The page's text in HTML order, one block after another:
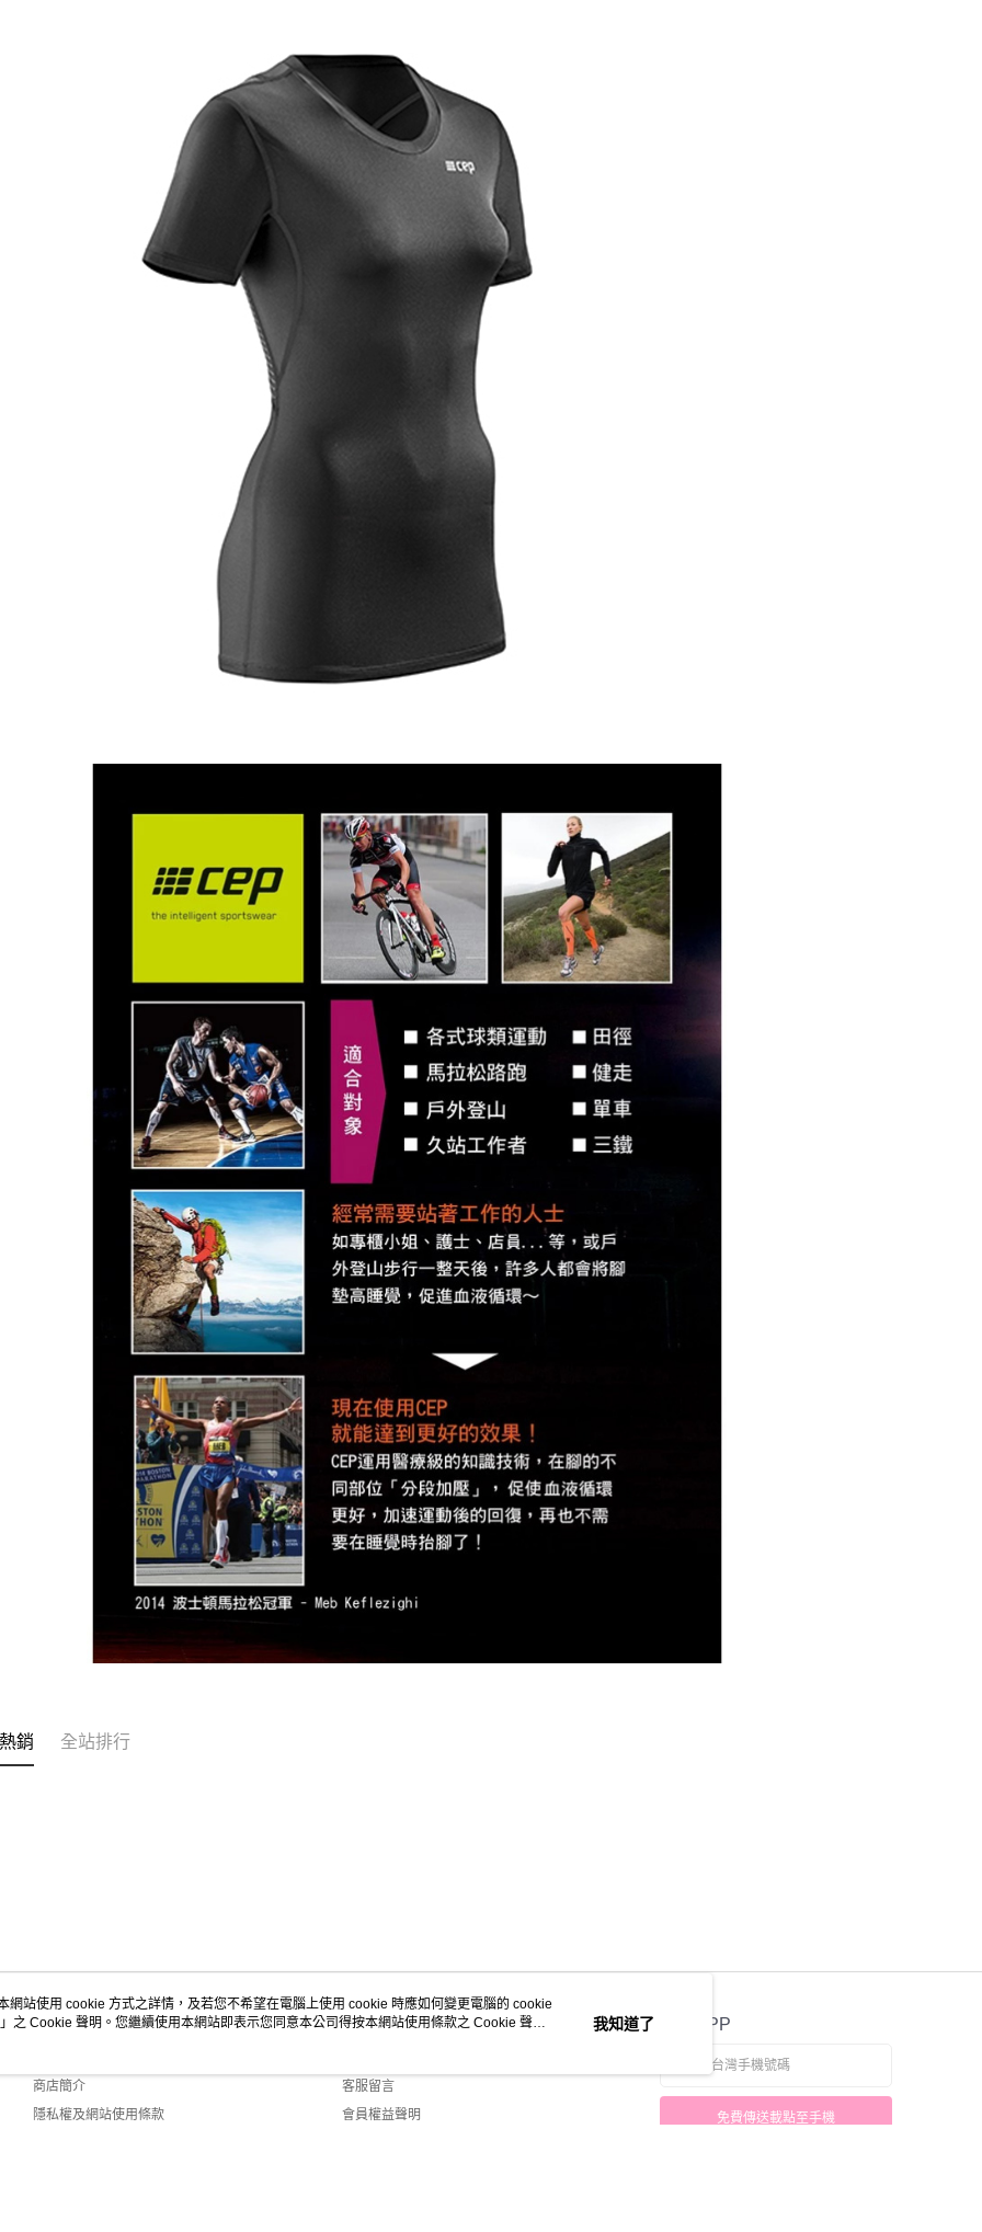
銷 全站排行
關於我們
商店簡介
隱私權及網站使用條款
客服資訊
客服留言
會員權益聲明
官方APP
免費傳送載點至手機
網站使用 cookie 方式之詳情，及若您不希望在電腦上使用 cookie 時應如何變更電腦的 cookie
」之 Cookie 聲明。您繼續使用本網站即表示您同意本公司得按本網站使用條款之 Cookie 聲明
我知道了